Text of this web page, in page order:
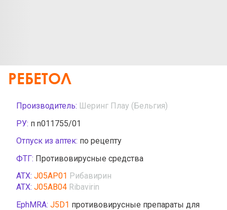
РЕБЕТОЛ
Производитель: Шеринг Плау (Бельгия)
РУ: п n011755/01
Отпуск из аптек: по рецепту
ФТГ: Противовирусные средства
АТХ: J05AP01 Рибавирин
АТХ: J05AB04 Ribavirin
EphMRA: J5D1 противовирусные препараты для